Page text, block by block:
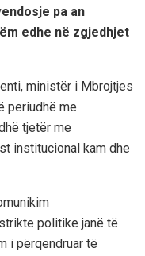
pa an
edhe në zgjedhjet
ministër i Mbrojtjes
periudhë me
tjetër me
institucional kam dhe
politike janë të
i përqendruar të